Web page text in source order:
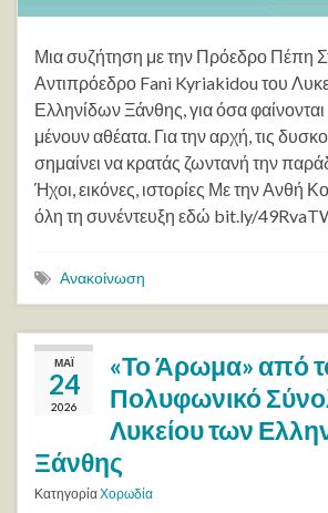
Μια συζήτηση με την Πρόεδρο Πέπη
Αντιπρόεδρο Fani Kyriakidou του
Ελληνίδων Ξάνθης, για όσα φαίνονται
μένουν αθέατα. Για την αρχή, τις
σημαίνει να κρατάς ζωντανή την
Ήχοι, εικόνες, ιστορίες Με την Ανθή
όλη τη συνέντευξη εδώ bit.ly/
Ανακοίνωση
ΜΆΙ
24
2026
«Το Άρωμα» από
Πολυφωνικό
Λυκείου των
Ξάνθης
ΚατηγορίαΧορωδία